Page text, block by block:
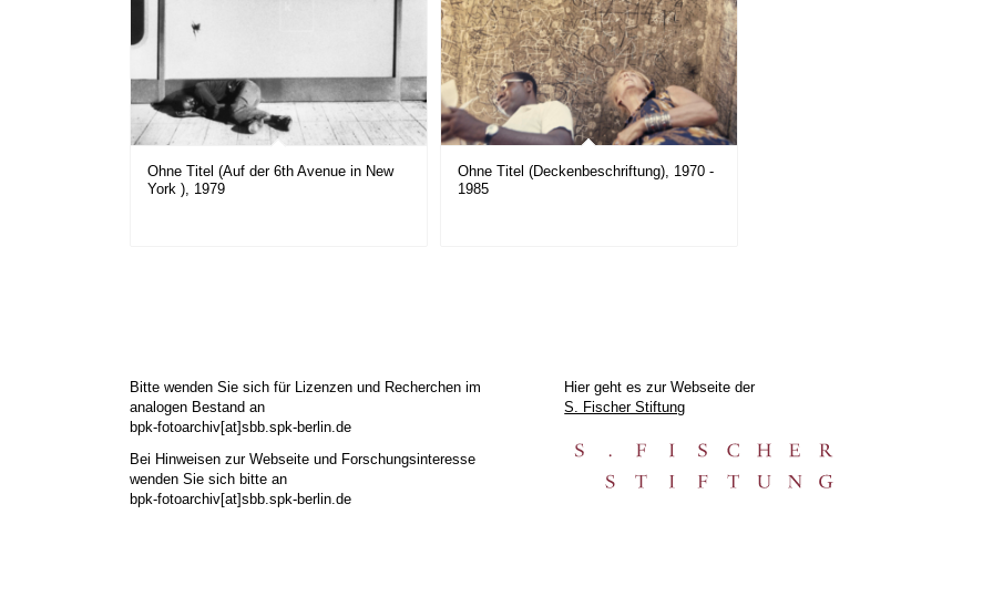
Ohne Titel (Auf der 6th Avenue in New
York ), 1979
Ohne Titel (Deckenbeschriftung), 1970 -
1985
Bitte wenden Sie sich für Lizenzen und Recherchen im
analogen Bestand an
bpk-fotoarchiv[at]sbb.spk-berlin.de
Bei Hinweisen zur Webseite und Forschungsinteresse
wenden Sie sich bitte an
bpk-fotoarchiv[at]sbb.spk-berlin.de
Hier geht es zur Webseite der
S. Fischer Stiftung